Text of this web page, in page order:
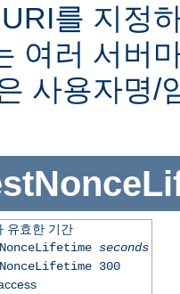
를 지정
여러 서버
사용자명/
유효한 기간
seconds
300